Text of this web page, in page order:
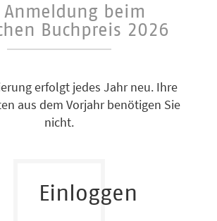
Anmeldung beim
Buchpreis 2026
erfolgt jedes Jahr neu. Ihre
aus dem Vorjahr benötigen Sie
nicht.
Einloggen